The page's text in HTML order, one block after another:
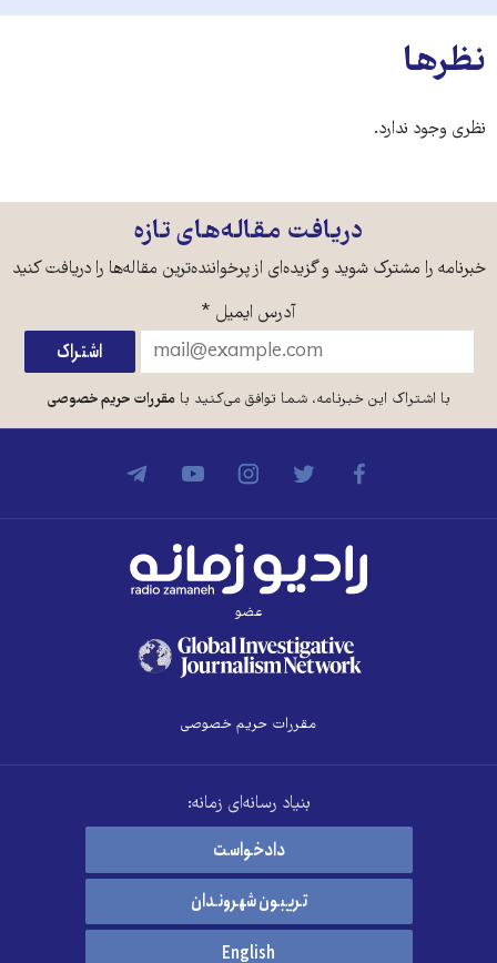
نظرها
نظری وجود ندارد.
دریافت مقاله‌های تازه
خبرنامه را مشترک شوید و گزیده‌ای از پرخواننده‌ترین مقاله‌ها را دریافت کنید
آدرس ایمیل *
با اشتراک این خبرنامه، شما توافق می‌کنید بامقررات حریم خصوصی
عضو
مقررات حریم خصوصی
بنیاد رسانه‌ای زمانه:
دادخواست
تریبون شهروندان
English